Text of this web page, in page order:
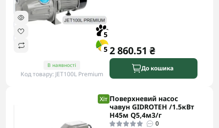
5
5
В наявності
Код товару: JET100L Premium
2 860.51 ₴
До кошика
Хіт Поверхневий насос
чавун GIDROTEH /1.5кВт
H45м Q5,4м3/г
0